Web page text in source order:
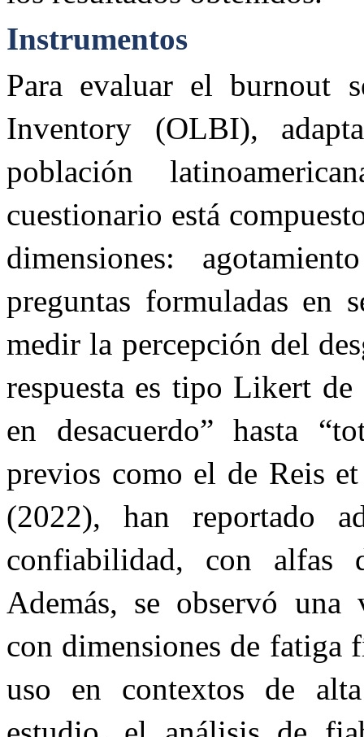
Instrumentos
Para evaluar el burnout
Inventory (OLBI),
población
cuestionario está
dimensiones:
preguntas formuladas en
medir la percepción del
respuesta es tipo Likert de
en desacuerdo” hasta
previos como el de Reis
(2022), han reportado
confiabilidad, con alfas
Además, se observó una
con dimensiones de fatiga
uso en contextos de